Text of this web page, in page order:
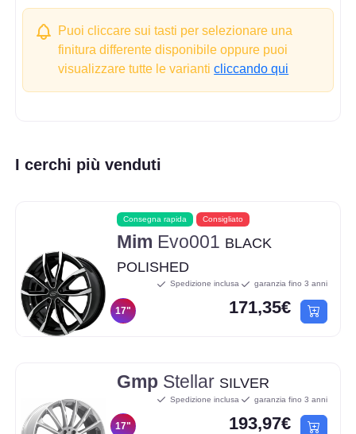
Puoi cliccare sui tasti per selezionare una
finitura differente disponibile oppure puoi
visualizzare tutte le varianticliccando qui
I cerchi più venduti
Consegna rapida Consigliato
Mim Evo001 BLACK
POLISHED
17"
Spedizione inclusa garanzia fino 3 anni
171,35€
Gmp Stellar SILVER
17"
Spedizione inclusa garanzia fino 3 anni
193,97€